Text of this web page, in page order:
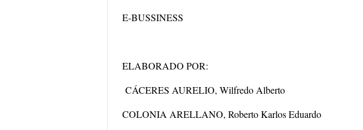
E-BUSSINESS
ELABORADO POR:
CÁCERES AURELIO, Wilfredo Alberto
COLONIA ARELLANO, Roberto Karlos Eduardo